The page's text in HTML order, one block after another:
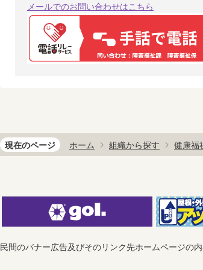
メールでのお問い合わせはこちら
現在のページ ホーム 組織から探す 健康福
民間のバナー広告及びそのリンク先ホームページの